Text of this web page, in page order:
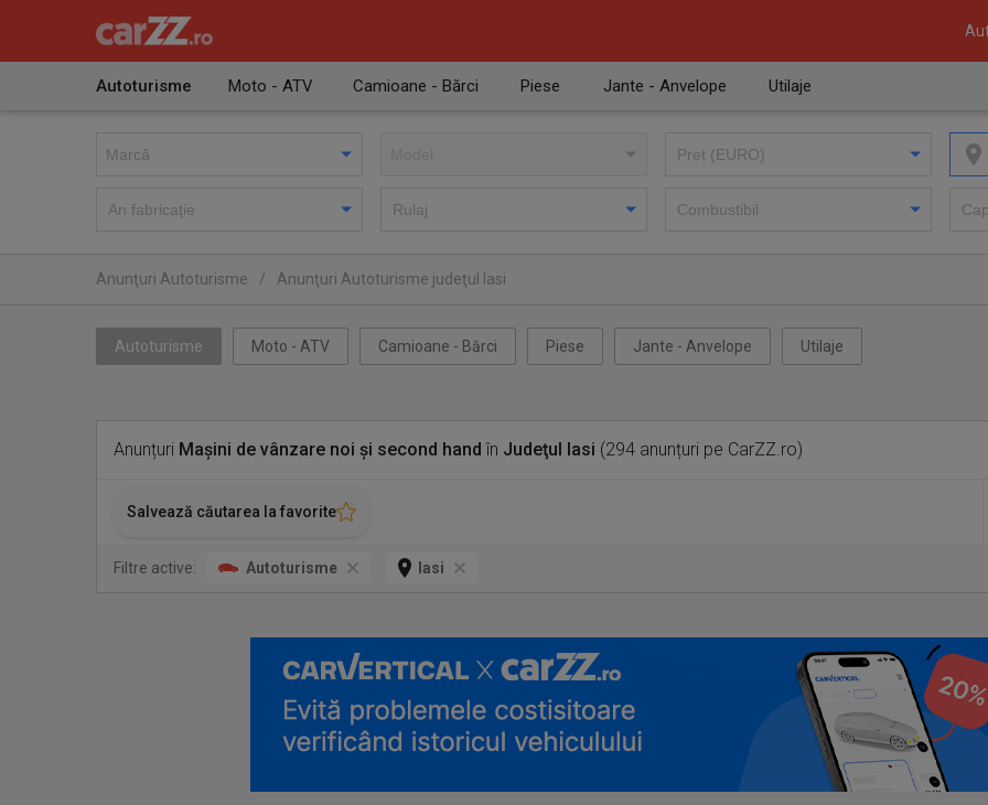
Autoturisme Moto - ATV Camioane - Bărci Piese Jante - Anvelope Utilaje
Anunţuri Autoturisme / Anunţuri Autoturisme judeţul Iasi
Autoturisme Moto - ATV Camioane - Bărci Piese Jante - Anvelope Utilaje
Anunțuri Mașini de vânzare noi și second hand în Judeţul Iasi (294 anunțuri pe CarZZ.ro)
Salvează căutarea la favorite
Filtre active: Autoturisme Iasi